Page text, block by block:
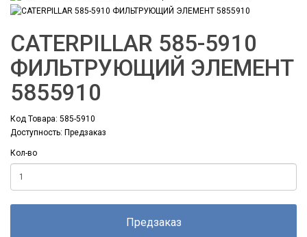
CATERPILLAR 585-5910
ФИЛЬТРУЮЩИЙ ЭЛЕМЕНТ
5855910
Код Товара: 585-5910
Доступность: Предзаказ
Кол-во
Предзаказ